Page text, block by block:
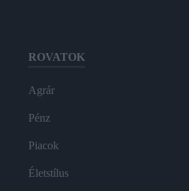
ROVATOK
Agrár
Pénz
Piacok
Életstílus